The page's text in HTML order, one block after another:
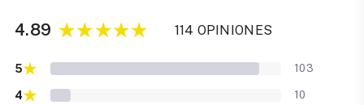
4.89 114 OPINIONES
5★ 103
4★ 10